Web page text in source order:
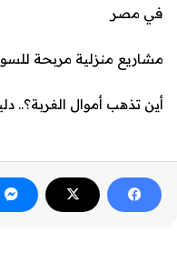
في مصر
مشاريع منزلية مربحة
أين تذهب أموال الغربة؟..